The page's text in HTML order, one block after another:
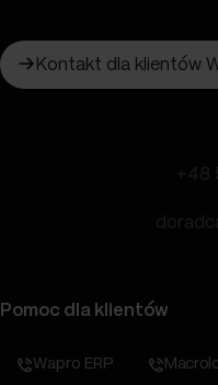
Kontakt dla klientów
+48
Pomoc dla klientów
Wapro ERP